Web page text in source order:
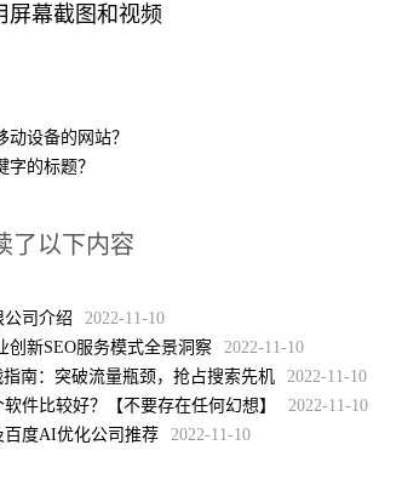
屏幕截图和视频
动设备的网站？
字的标题？
了以下内容
公司介绍
2022-11-10
创新SEO服务模式全景洞察
2022-11-10
南：突破流量瓶颈，抢占搜索先机
2022-11-10
件比较好？【不要存在任何幻想】
2022-11-10
百度AI优化公司推荐
2022-11-10